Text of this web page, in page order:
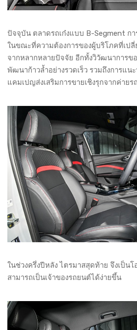
ปัจจุบัน ตลาดรถเก๋งแบบ B-Segment ก
ในขณะที่ความต้องการของผู้บริโภคที่เปลี่
จากหลากหลายปัจจัย อีกทั้งวิวัฒนาการข
พัฒนาก้าวล้ำอย่างรวดเร็ว รวมถึงการแน
แคมเปญส่งเสริมการขายเชิงรุกจากค่ายร
ในช่วงครึ่งปีหลัง ไตรมาสสุดท้าย จึงเป็น
สามารถเป็นเจ้าของรถยนต์ได้ง่ายขึ้น